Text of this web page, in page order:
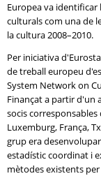
Europea va
culturals com una de
la cultura 2008–2010.
Per iniciativa
de treball europeu
System Network on
Finançat a partir d'un
socis
Luxemburg, França,
grup era
estadístic coordinat i
mètodes existents